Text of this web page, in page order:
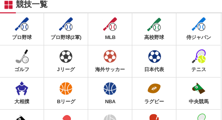
競技一覧
プロ野球 プロ野球(2軍) MLB 高校野球 侍ジャパン
ゴルフ Jリーグ 海外サッカー 日本代表 テニス
大相撲 Bリーグ NBA ラグビー 中央競馬